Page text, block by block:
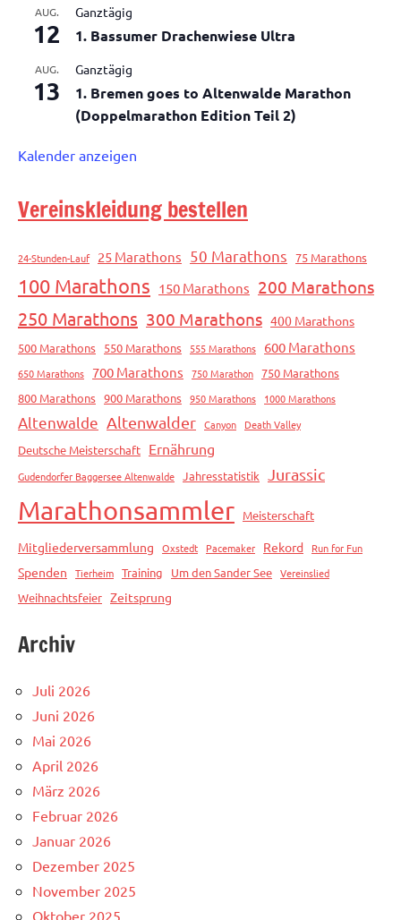
AUG.
12
Ganztägig
1. Bassumer Drachenwiese Ultra
AUG.
13
Ganztägig
1. Bremen goes to Altenwalde Marathon
(Doppelmarathon Edition Teil 2)
Kalender anzeigen
Vereinskleidung bestellen
24-Stunden-Lauf 25 Marathons 50 Marathons 75 Marathons
100 Marathons 150 Marathons 200 Marathons
250 Marathons 300 Marathons 400 Marathons
500 Marathons 550 Marathons 555 Marathons 600 Marathons
650 Marathons 700 Marathons 750 Marathon 750 Marathons
800 Marathons 900 Marathons 950 Marathons 1000 Marathons
Altenwalde Altenwalder Canyon Death Valley
Deutsche Meisterschaft Ernährung
Gudendorfer Baggersee Altenwalde Jahresstatistik Jurassic
Marathonsammler Meisterschaft
Mitgliederversammlung Oxstedt Pacemaker Rekord Run for Fun
Spenden Tierheim Training Um den Sander See Vereinslied
Weihnachtsfeier Zeitsprung
Archiv
Juli 2026
Juni 2026
Mai 2026
April 2026
März 2026
Februar 2026
Januar 2026
Dezember 2025
November 2025
Oktober 2025